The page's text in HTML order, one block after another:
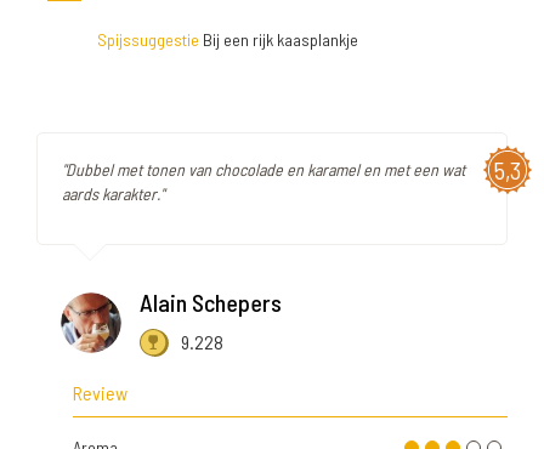
Spijssuggestie Bij een rijk kaasplankje
5,3
"Dubbel met tonen van chocolade en karamel en met een wat
aards karakter."
Alain Schepers
9.228
Review